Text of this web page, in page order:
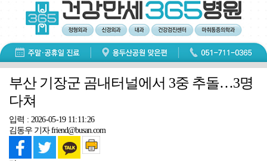
부산 기장군 곰내터널에서 3중 추돌…3명
다쳐
입력 : 2026-05-19 11:11:26
김동우 기자 friend@busan.com